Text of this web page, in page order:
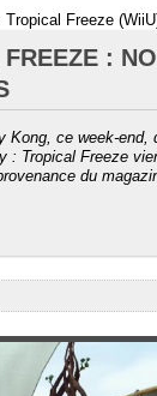
Freeze
:
Kong, ce week-end,
: Tropical Freeze
du